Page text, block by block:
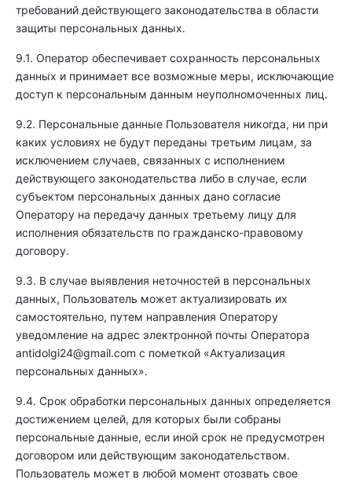
требований действующего законодательства в области
защиты персональных данных.
9.1. Оператор обеспечивает сохранность персональных
данных и принимает все возможные меры, исключающие
доступ к персональным данным неуполномоченных лиц.
9.2. Персональные данные Пользователя никогда, ни при
каких условиях не будут переданы третьим лицам, за
исключением случаев, связанных с исполнением
действующего законодательства либо в случае, если
субъектом персональных данных дано согласие
Оператору на передачу данных третьему лицу для
исполнения обязательств по гражданско-правовому
договору.
9.3. В случае выявления неточностей в персональных
данных, Пользователь может актуализировать их
самостоятельно, путем направления Оператору
уведомление на адрес электронной почты Оператора
antidolgi24@gmail.com с пометкой «Актуализация
персональных данных».
9.4. Срок обработки персональных данных определяется
достижением целей, для которых были собраны
персональные данные, если иной срок не предусмотрен
договором или действующим законодательством.
Пользователь может в любой момент отозвать свое